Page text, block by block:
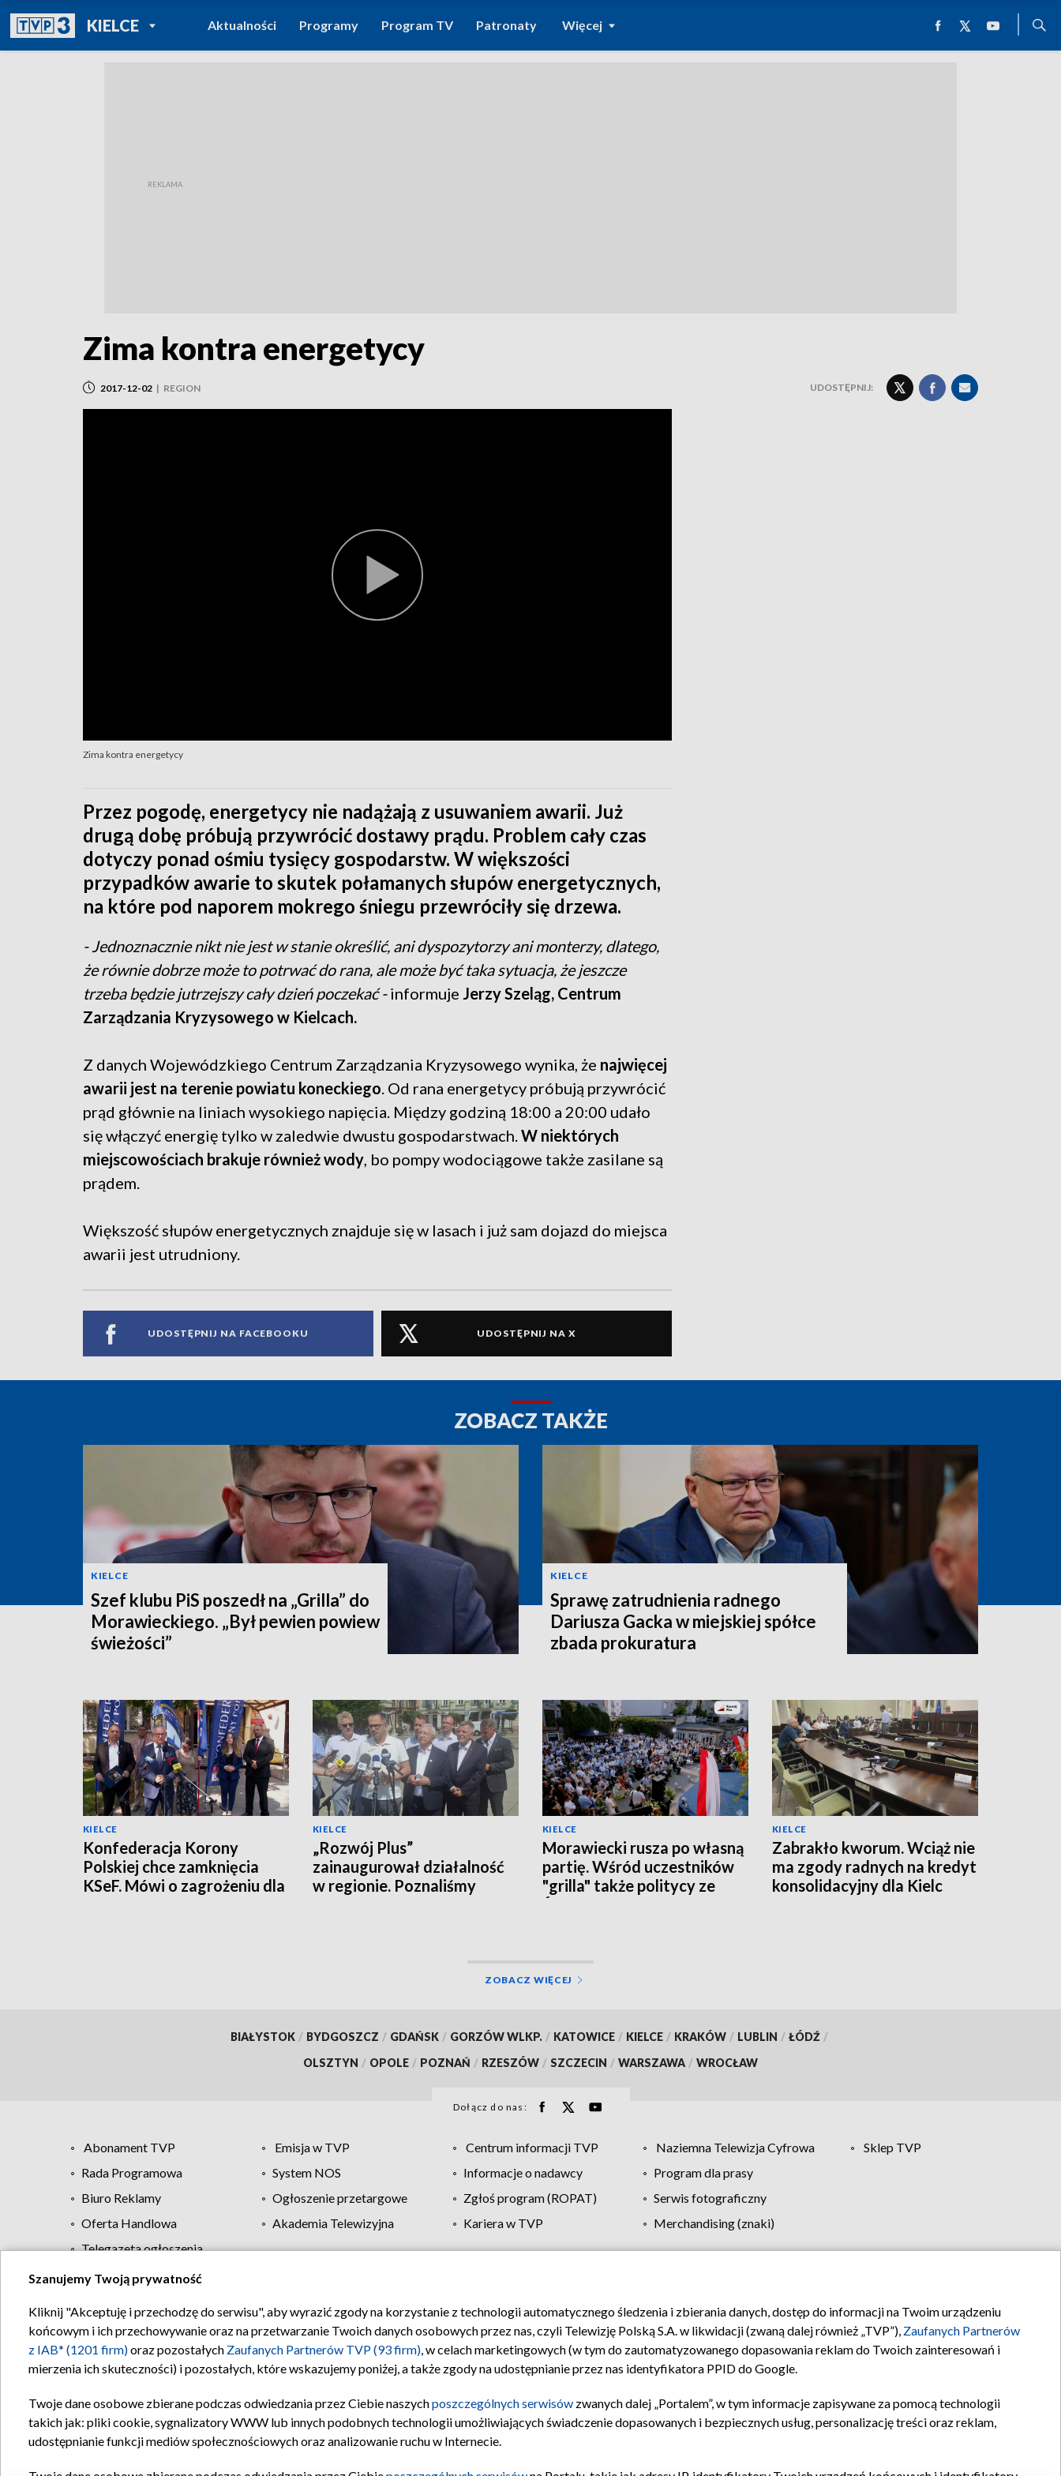
KIELCEPOWRÓT DO
TVP REGIONY
Aktualności Programy Program TV Patronaty Więcej
Zima kontra energetycy
2017-12-02 | REGION UDOSTĘPNIJ:
Zima kontra energetycy
Przez pogodę, energetycy nie nadążają z usuwaniem awarii. Już
drugą dobę próbują przywrócić dostawy prądu. Problem cały czas
dotyczy ponad ośmiu tysięcy gospodarstw. W większości
przypadków awarie to skutek połamanych słupów energetycznych,
na które pod naporem mokrego śniegu przewróciły się drzewa.
- Jednoznacznie nikt nie jest w stanie określić, ani dyspozytorzy ani monterzy, dlatego,
że równie dobrze może to potrwać do rana, ale może być taka sytuacja, że jeszcze
trzeba będzie jutrzejszy cały dzień poczekać -informuje Jerzy Szeląg, Centrum
Zarządzania Kryzysowego w Kielcach.
Z danych Wojewódzkiego Centrum Zarządzania Kryzysowego wynika, że najwięcej
awarii jest na terenie powiatu koneckiego . Od rana energetycy próbują przywrócić
prąd głównie na liniach wysokiego napięcia. Między godziną 18:00 a 20:00 udało
się włączyć energię tylko w zaledwie dwustu gospodarstwach. W niektórych
miejscowościach brakuje również wody , bo pompy wodociągowe także zasilane są
prądem.
Większość słupów energetycznych znajduje się w lasach i już sam dojazd do miejsca
awarii jest utrudniony.
UDOSTĘPNIJ NA FACEBOOKU UDOSTĘPNIJ NA X
ZOBACZ TAKŻE
KIELCE
Szef klubu PiS poszedł na „Grilla” do
Morawieckiego. „Był pewien powiew
świeżości”
KIELCE
Sprawę zatrudnienia radnego
Dariusza Gacka w miejskiej spółce
zbada prokuratura
KIELCE
Konfederacja Korony
Polskiej chce zamknięcia
KSeF. Mówi o zagrożeniu dla
KIELCE
„Rozwój Plus”
zainaugurował działalność
w regionie. Poznaliśmy
KIELCE
Morawiecki rusza po własną
partię. Wśród uczestników
"grilla" także politycy ze
Świętokrzyskiego
KIELCE
Zabrakło kworum. Wciąż nie
ma zgody radnych na kredyt
konsolidacyjny dla Kielc
ZOBACZ WIĘCEJ
BIAŁYSTOK / BYDGOSZCZ / GDAŃSK / GORZÓW WLKP. / KATOWICE / KIELCE / KRAKÓW / LUBLIN / ŁÓDŹ /
OLSZTYN / OPOLE / POZNAŃ / RZESZÓW / SZCZECIN / WARSZAWA / WROCŁAW
Dołącz do nas:
Abonament TVP Emisja w TVP Centrum informacji TVP Naziemna Telewizja Cyfrowa
Sklep TVP
Rada Programowa
System NOS Informacje o nadawcy
Program dla prasy
Biuro Reklamy
Ogłoszenie przetargowe Zgłoś program (ROPAT)
Serwis fotograficzny
Oferta Handlowa
Akademia Telewizyjna Kariera w TVP
Merchandising (znaki)
Telegazeta ogłoszenia
Regulamin TVP Polityka prywatności Moje zgody Pomoc Biuro reklamy Kontakt
Szanujemy Twoją prywatność
Kliknij "Akceptuję i przechodzę do serwisu", aby wyrazić zgody na korzystanie z technologii automatycznego śledzenia i zbierania danych, dostęp do informacji na Twoim urządzeniu
końcowym i ich przechowywanie oraz na przetwarzanie Twoich danych osobowych przez nas, czyli Telewizję Polską S.A. w likwidacji (zwaną dalej również „TVP”), Zaufanych Partnerów
z IAB* (1201 firm)oraz pozostałych Zaufanych Partnerów TVP (93 firm), w celach marketingowych (w tym do zautomatyzowanego dopasowania reklam do Twoich zainteresowań i
mierzenia ich skuteczności) i pozostałych, które wskazujemy poniżej, a także zgody na udostępnianie przez nas identyfikatora PPID do Google.
Twoje dane osobowe zbierane podczas odwiedzania przez Ciebie naszychposzczególnych serwisów zwanych dalej „Portalem”, w tym informacje zapisywane za pomocą technologii
takich jak: pliki cookie, sygnalizatory WWW lub innych podobnych technologii umożliwiających świadczenie dopasowanych i bezpiecznych usług, personalizację treści oraz reklam,
udostępnianie funkcji mediów społecznościowych oraz analizowanie ruchu w Internecie.